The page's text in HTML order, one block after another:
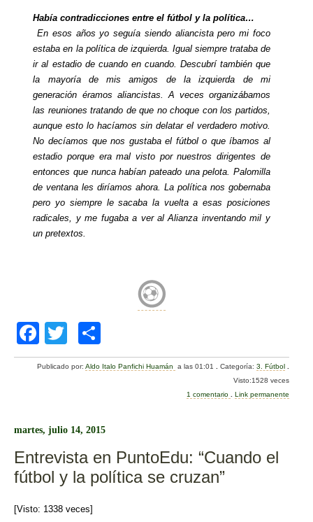
Había contradicciones entre el fútbol y la política…
En esos años yo seguía siendo aliancista pero mi foco
estaba en la política de izquierda. Igual siempre trataba de
ir al estadio de cuando en cuando. Descubrí también que
la mayoría de mis amigos de la izquierda de mi
generación éramos aliancistas. A veces organizábamos
las reuniones tratando de que no choque con los partidos,
aunque esto lo hacíamos sin delatar el verdadero motivo.
No decíamos que nos gustaba el fútbol o que íbamos al
estadio porque era mal visto por nuestros dirigentes de
entonces que nunca habían pateado una pelota. Palomilla
de ventana les diríamos ahora. La política nos gobernaba
pero yo siempre le sacaba la vuelta a esas posiciones
radicales, y me fugaba a ver al Alianza inventando mil y
un pretextos.
F
a
b
o
k
wi
tt
o
m
ar
tir
Publicado por:Aldo Italo Panfichi Huamán a las 01:01.Categoría:3. Fútbol .
Visto:1528 veces
1 comentario. Link permanente
martes, julio 14, 2015
Entrevista en PuntoEdu: “Cuando el
fútbol y la política se cruzan”
[Visto: 1338 veces]